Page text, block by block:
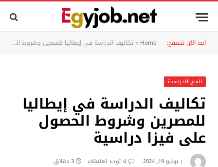
أنت الآن تتصفح: Home
»تكاليف الدراسة في إيطاليا للمصرين وشروط الحصول على فيزا دراسية
المنح الدراسية
تكاليف الدراسة في إيطاليا
للمصرين وشروط الحصول
على فيزا دراسية
يونيو 19, 2024 لا توجد تعليقات 3 دقائق